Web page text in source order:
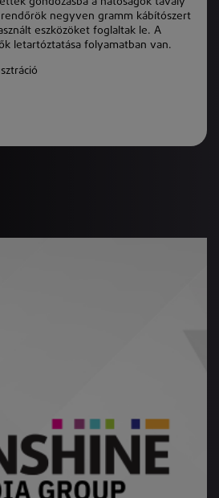
rendőrök negyven gramm kábítószert
eszközöket foglaltak le. A
letartóztatása folyamatban van.